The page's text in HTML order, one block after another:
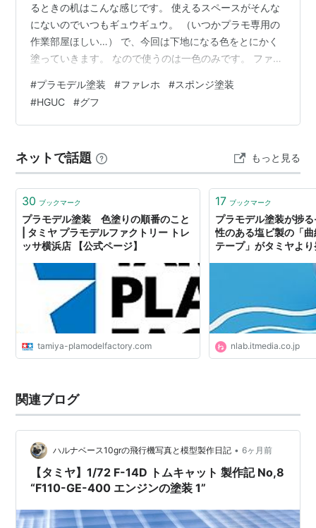
るときの机はこんな感じです。 使えるスペースがそんな
にないのでいつもギュウギュウ。 （いつかプラモ専用の
作業部屋ほしい…） で、今回は下地になる色をとにかく
塗っていきます。 なので使うのは一色のみです。 ファレ
ます。 ほんとうはサーフェイサー的な存在のプライマー
を使いたかったんですが、 こないだネット注文した時
に、うっかり買うのを忘れてしまいました💦 仕方ないの
スポンジは、前に塗装道具紹介の記事でもご紹介した、
100均の化粧用スポンジ…
#プラモデル塗装 #ファレホ #スポンジ塗装
#HGUC #グフ
ネットで話題 もっと見る
30 ブックマーク
プラモデル塗装 色塗りの順番のこと
| タミヤ プラモデルファクトリー トレ
ッサ横浜店 【公式ページ】
tamiya-plamodelfactory.com
17 ブックマーク
プラモデル塗装が捗
性のある塩ビ製の「
テープ」がタミヤよ
nlab.itmedia.co.jp
関連ブログ
ハルナベース10grの飛行機写真と模型製作日記 • 6ヶ月前
【タミヤ】1/72 F-14D トムキャット 製作記 No,8
“F110-GE-400 エンジンの塗装 1”